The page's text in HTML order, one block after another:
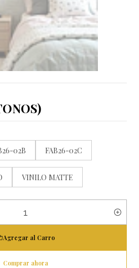
02B FAB26-02C
VINILO MATTE
Agregar al Carro
Comprar ahora